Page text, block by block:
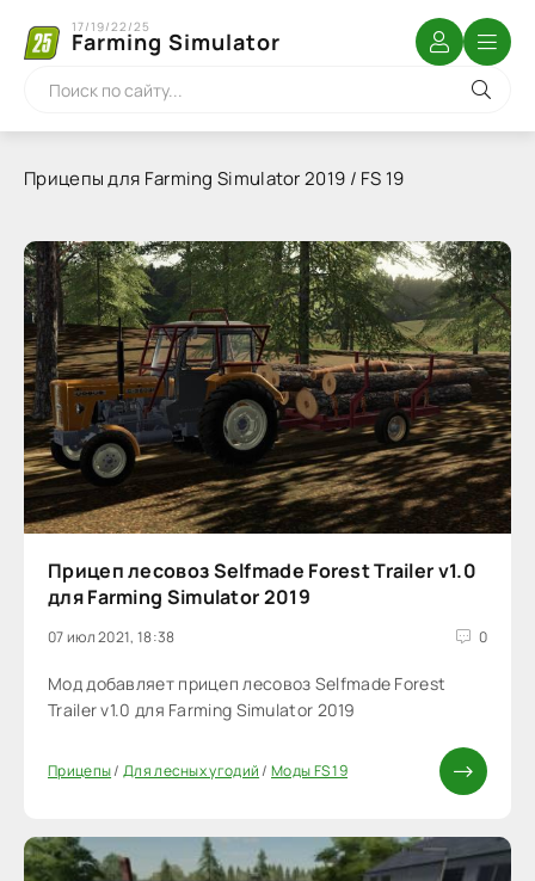
Farming Simulator
17/19/22/25
Прицепы для Farming Simulator 2019 / FS 19
Прицеп лесовоз Selfmade Forest Trailer v1.0
для Farming Simulator 2019
07 июл 2021, 18:38 0
Мод добавляет прицеп лесовоз Selfmade Forest
Trailer v1.0 для Farming Simulator 2019
Прицепы/Для лесных угодий/Моды FS 19